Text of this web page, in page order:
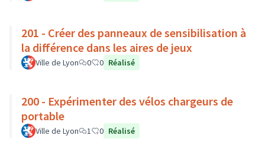
201 - Créer des panneaux de sensibilisation à
la différence dans les aires de jeux
Ville de Lyon 0 0 Réalisé
200 - Expérimenter des vélos chargeurs de
portable
Ville de Lyon 1 0 Réalisé